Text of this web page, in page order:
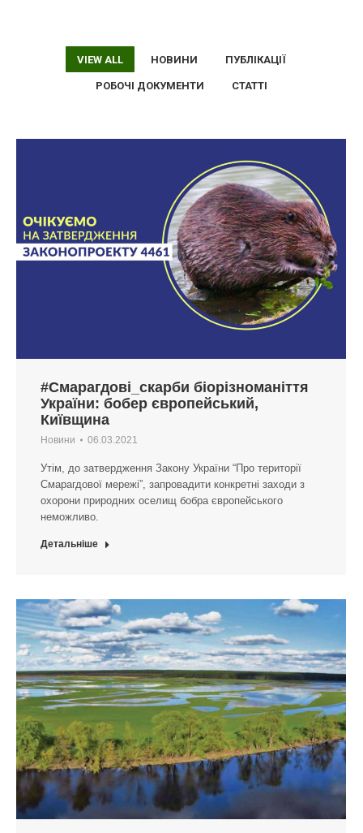
VIEW ALL НОВИНИ ПУБЛІКАЦІЇ
РОБОЧІ ДОКУМЕНТИ СТАТТІ
#Смарагдові_скарби біорізноманіття
України: бобер європейський,
Київщина
Новини 06.03.2021
Утім, до затвердження Закону України “Про території
Смарагдової мережі”, запровадити конкретні заходи з
охорони природних оселищ бобра європейського
неможливо.
Детальніше